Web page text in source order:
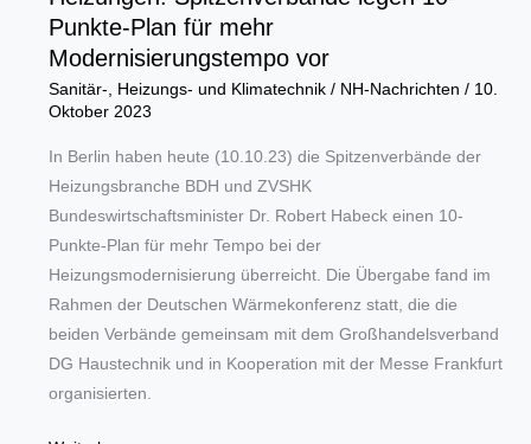
Punkte-Plan für mehr
Modernisierungstempo vor
Sanitär-, Heizungs- und Klimatechnik/ NH-Nachrichten / 10.
Oktober 2023
In Berlin haben heute (10.10.23) die Spitzenverbände der
Heizungsbranche BDH und ZVSHK
Bundeswirtschaftsminister Dr. Robert Habeck einen 10-
Punkte-Plan für mehr Tempo bei der
Heizungsmodernisierung überreicht. Die Übergabe fand im
Rahmen der Deutschen Wärmekonferenz statt, die die
beiden Verbände gemeinsam mit dem Großhandelsverband
DG Haustechnik und in Kooperation mit der Messe Frankfurt
organisierten.